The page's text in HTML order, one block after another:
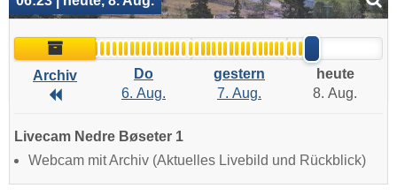
Archiv
Archiv
Archiv
Do
6. Aug.
gestern
7. Aug.
heute
8. Aug.
Livecam Nedre Bøseter 1
Webcam mit Archiv (Aktuelles Livebild und Rückblick)